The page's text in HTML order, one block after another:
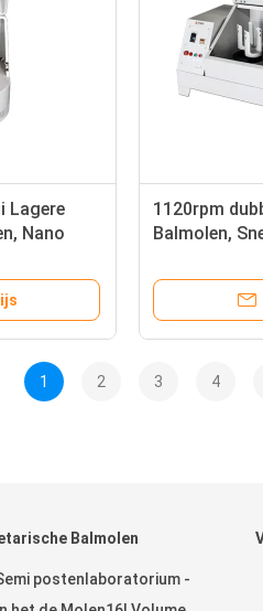
Lagere
Nano
1120rpm
Balmolen,
1 2 3 4
Balmolen
postenlaboratorium -